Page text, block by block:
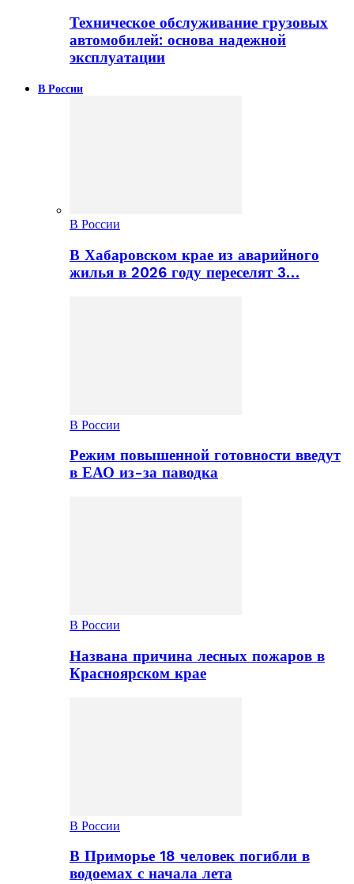
Техническое обслуживание грузовых
автомобилей: основа надежной
эксплуатации
В России
В России
В Хабаровском крае из аварийного
жилья в 2026 году переселят 3…
В России
Режим повышенной готовности введут
в ЕАО из-за паводка
В России
Названа причина лесных пожаров в
Красноярском крае
В России
В Приморье 18 человек погибли в
водоемах с начала лета